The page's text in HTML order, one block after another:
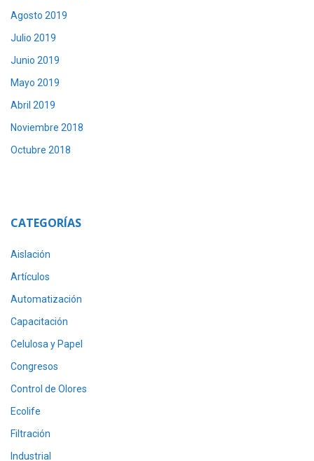
Agosto 2019
Julio 2019
Junio 2019
Mayo 2019
Abril 2019
Noviembre 2018
Octubre 2018
CATEGORÍAS
Aislación
Artículos
Automatización
Capacitación
Celulosa y Papel
Congresos
Control de Olores
Ecolife
Filtración
Industrial